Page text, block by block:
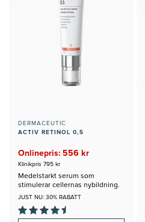
DERMACEUTIC
ACTIV RETINOL 0,5
Onlinepris: 556 kr
Klinikpris 795 kr
Medelstarkt serum som
stimulerar cellernas nybildning.
JUST NU: 30% RABATT